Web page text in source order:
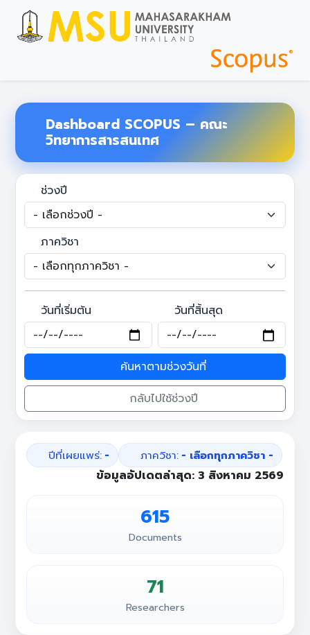
Dashboard SCOPUS – คณะ
วิทยาการสารสนเทศ
ช่วงปี
ภาควิชา
วันที่เริ่มต้น วันที่สิ้นสุด
ค้นหาตามช่วงวันที่
กลับไปใช้ช่วงปี
ปีที่เผยแพร่: - ภาควิชา: - เลือกทุกภาควิชา -
ข้อมูลอัปเดตล่าสุด: 3 สิงหาคม 2569
615
Documents
71
Researchers